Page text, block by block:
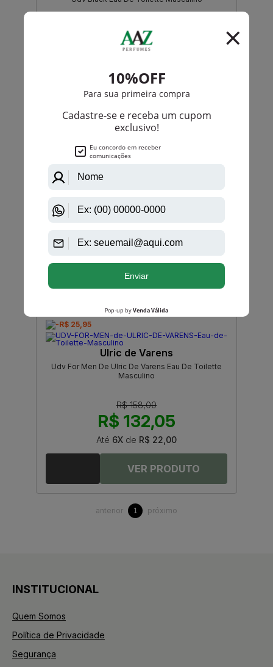
R$ 158,00
R$ 132,05
Até6Xde R$ 22,00
Udv Blue De Ulric De Varens Eau De Toilette
R$ 132,05
-R$ 25,95
Ulric de Varens
Udv For Men De Ulric De Varens Eau De Toilette
Masculino
R$ 158,00
R$ 132,05
Até 6X de R$ 22,00
anterior 1 próximo
INSTITUCIONAL
Quem Somos
Política de Privacidade
Segurança